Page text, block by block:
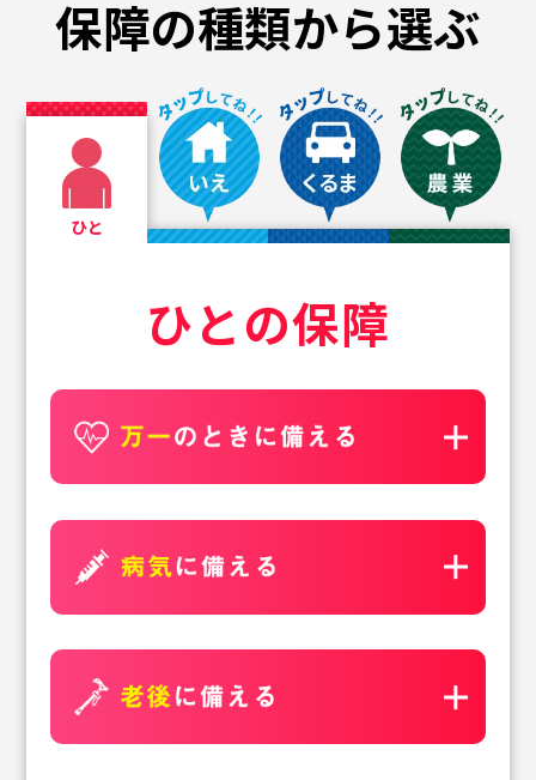
保障の種類から選ぶ
ひと
ひとの保障